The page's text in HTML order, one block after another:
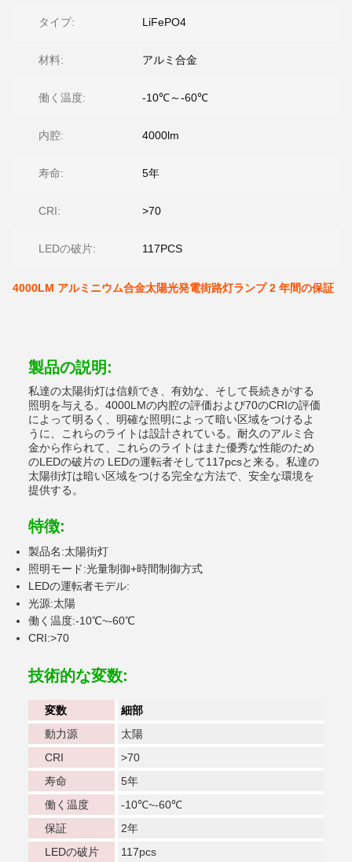
タイプ: LiFePO4
材料: アルミ合金
働く温度: -10℃～-60℃
内腔: 4000lm
寿命: 5年
CRI: >70
LEDの破片: 117PCS
4000LM アルミニウム合金太陽光発電街路灯ランプ 2 年間の保証
製品の説明:
私達の太陽街灯は信頼でき、有効な、そして長続きがする
照明を与える。4000LMの内腔の評価および70のCRIの評価
によって明るく、明確な照明によって暗い区域をつけるよ
うに、これらのライトは設計されている。耐久のアルミ合
金から作られて、これらのライトはまた優秀な性能のため
のLEDの破片の LEDの運転者そして117pcsと来る。私達の
太陽街灯は暗い区域をつける完全な方法で、安全な環境を
提供する。
特徴:
製品名:太陽街灯
照明モード:光量制御+時間制御方式
LEDの運転者モデル:
光源:太陽
働く温度:-10℃~-60℃
CRI:>70
技術的な変数:
変数
細部
動力源
太陽
CRI
>70
寿命
5年
働く温度
-10℃~-60℃
保証
2年
LEDの破片
117pcs